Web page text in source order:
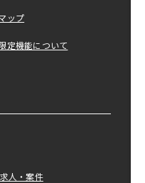
ップ
定機能について
人・案件